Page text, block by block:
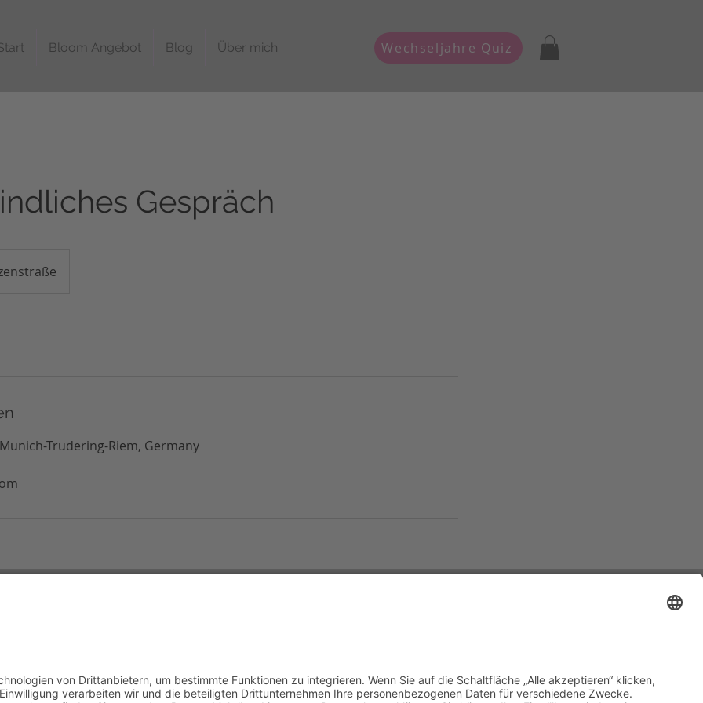
Bloom Angebot Blog Über mich Wechseljahre Quiz
Gespräch
Trudering-Riem, Germany
hello@bloom-ac.com
©2024 von THE BLOOM ACADEMY